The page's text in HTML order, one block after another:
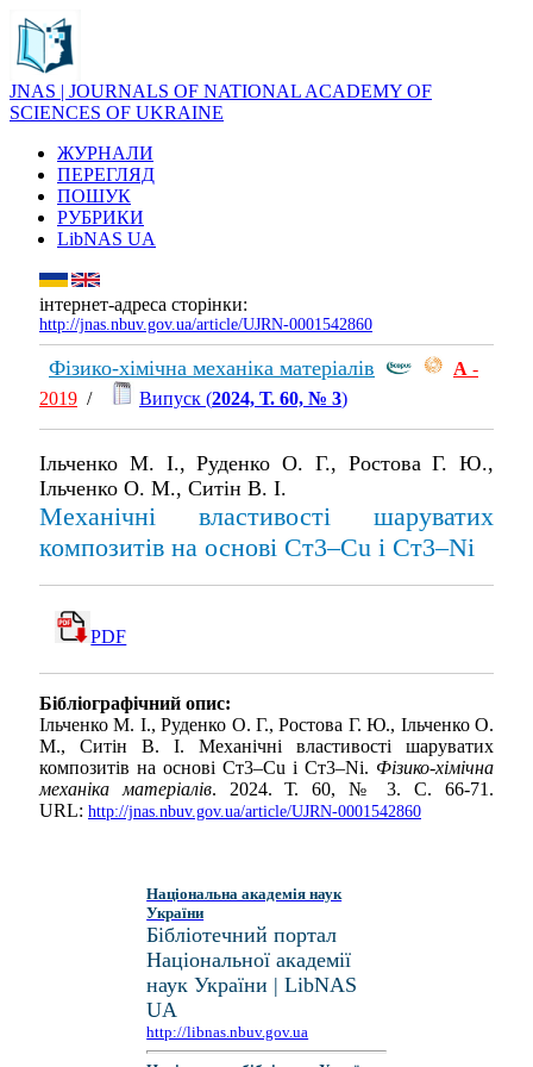
JNAS | JOURNALS OF NATIONAL ACADEMY OF
SCIENCES OF UKRAINE
ЖУРНАЛИ
ПЕРЕГЛЯД
ПОШУК
РУБРИКИ
LibNAS UA
інтернет-адреса сторінки:
http://jnas.nbuv.gov.ua/article/UJRN-0001542860
Фізико-хімічна механіка матеріалів А -
2019 / Випуск (2024, Т. 60, № 3)
Ільченко М. І., Руденко О. Г., Ростова Г. Ю.,
Ільченко О. М., Ситін В. І.
Механічні властивості шаруватих
композитів на основі Ст3–Cu і Ст3–Ni
PDF
Бібліографічний опис:
Ільченко М. І., Руденко О. Г., Ростова Г. Ю., Ільченко О.
М., Ситін В. І. Механічні властивості шаруватих
композитів на основі Ст3–Cu і Ст3–Ni. Фізико-хімічна
механіка матеріалів. 2024. Т. 60, № 3. С. 66-71.
URL: http://jnas.nbuv.gov.ua/article/UJRN-0001542860
Національна академія наук
України
Бібліотечний портал
Національної академії
наук України | LibNAS
UA
http://libnas.nbuv.gov.ua